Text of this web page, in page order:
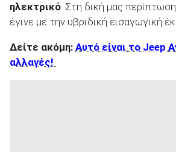
ηλεκτρικό. Στη δική μας
έγινε με την υβριδική εισαγωγική
Δείτε ακόμη: Αυτό είναι το Jeep
αλλαγές!